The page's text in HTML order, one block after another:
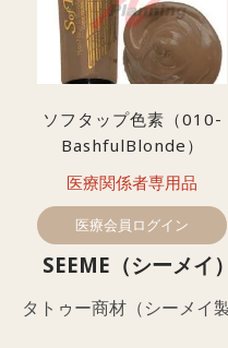
ソフタップ色素（010-
BashfulBlonde）
医療関係者専用品
医療会員ログイン
SEEME（シーメイ
タトゥー商材（シーメイ製